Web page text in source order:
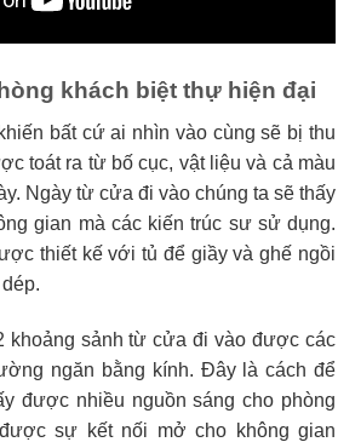
khách biệt thự hiện đại
bất cứ ai nhìn vào cùng sẽ bị thu
toát ra từ bố cục, vật liệu và cả màu
Ngày từ cửa đi vào chúng ta sẽ thấy
gian mà các kiến trúc sư sử dụng.
thiết kế với tủ để giầy và ghế ngồi
khoảng sảnh từ cửa đi vào được các
ngăn bằng kính. Đây là cách để
được nhiều nguồn sáng cho phòng
sự kết nối mở cho không gian